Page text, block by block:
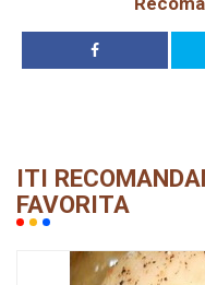
ITI
FAVORITA